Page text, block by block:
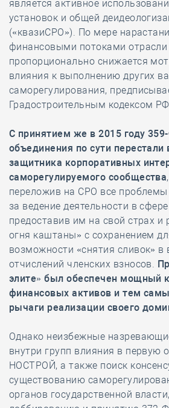
является активное
установок и общей
(«квазиСРО»). По мере
финансовыми потоками
пропорционально снижается
влияния к выполнению других
саморегулирования,
Градостроительным кодексом
С принятием же в 2015 году
объединения по сути
защитника корпоративных
саморегулируемого сообщества
переложив на СРО все проблемы
за ведение деятельности в
предоставив им на свой страх и
огня каштаны» с сохранением
возможности «снятия сливок» в
отчислений членских взносов.
элите» был обеспечен мощный
финансовых активов и тем
рычаги реализации своего
Однако неизбежные
внутри групп влияния в первую
НОСТРОЙ, а также поиск
существованию
органов государственной